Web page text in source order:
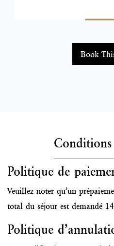
Book
Politique de
Veuillez noter qu’un
total du séjour est demandé
Politique